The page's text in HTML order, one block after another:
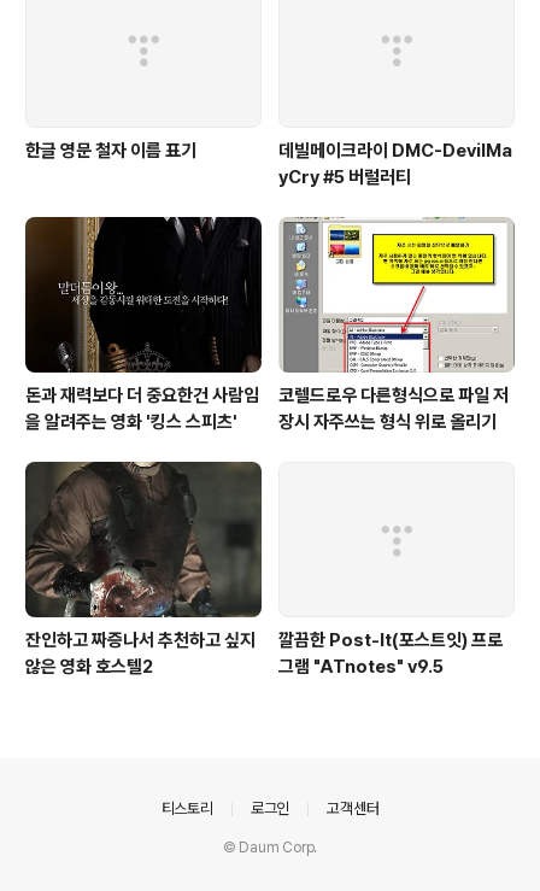
한글 영문 철자 이름 표기
데빌메이크라이 DMC-DevilMa
yCry #5 버럴러티
돈과 재력보다 더 중요한건 사람임
을 알려주는 영화 '킹스 스피츠'
코렐드로우 다른형식으로 파일 저
장시 자주쓰는 형식 위로 올리기
잔인하고 짜증나서 추천하고 싶지
않은 영화 호스텔2
깔끔한 Post-It(포스트잇) 프로
그램 "ATnotes" v9.5
티스토리 로그인 고객센터
© Daum Corp.